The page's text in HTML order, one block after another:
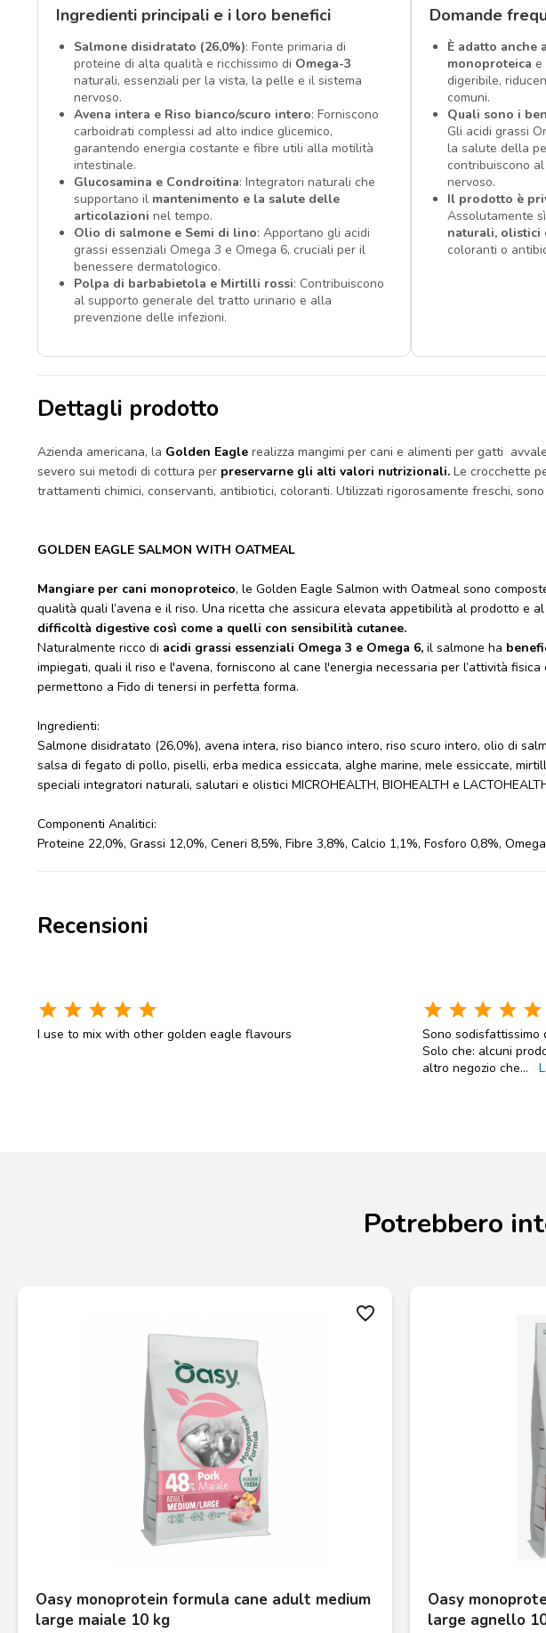
Ingredienti principali e i loro benefici
Salmone disidratato (26,0%): Fonte primaria di
proteine di alta qualità e ricchissimo di Omega-3
naturali, essenziali per la vista, la pelle e il sistema
nervoso.
Avena intera e Riso bianco/scuro intero: Forniscono
carboidrati complessi ad alto indice glicemico,
garantendo energia costante e fibre utili alla motilità
intestinale.
Glucosamina e Condroitina: Integratori naturali che
supportano il mantenimento e la salute delle
articolazioni nel tempo.
Olio di salmone e Semi di lino: Apportano gli acidi
grassi essenziali Omega 3 e Omega 6, cruciali per il
benessere dermatologico.
Polpa di barbabietola e Mirtilli rossi: Contribuiscono
al supporto generale del tratto urinario e alla
prevenzione delle infezioni.
Domande
È adatto anche
monoproteica
digeribile,
comuni.
Quali sono i
Gli acidi grassi
la salute della
contribuiscono
nervoso.
Il prodotto è
Assolutamente
naturali, olistici
coloranti o
Dettagli prodotto
Azienda americana, la Golden Eagle realizza mangimi per cani e alimenti per gatti
severo sui metodi di cottura per preservarne gli alti valori nutrizionali. Le crocchette
trattamenti chimici, conservanti, antibiotici, coloranti. Utilizzati rigorosamente freschi,
GOLDEN EAGLE SALMON WITH OATMEAL
Mangiare per cani monoproteico, le Golden Eagle Salmon with Oatmeal sono
qualità quali l’avena e il riso. Una ricetta che assicura elevata appetibilità al prodotto e
difficoltà digestive così come a quelli con sensibilità cutanee.
Naturalmente ricco di acidi grassi essenziali Omega 3 e Omega 6, il salmone ha
impiegati, quali il riso e l'avena, forniscono al cane l'energia necessaria per l’attività
permettono a Fido di tenersi in perfetta forma.
Ingredienti:
Salmone disidratato (26,0%), avena intera, riso bianco intero, riso scuro intero, olio di
salsa di fegato di pollo, piselli, erba medica essiccata, alghe marine, mele essiccate,
speciali integratori naturali, salutari e olistici MICROHEALTH, BIOHEALTH e
Componenti Analitici:
Proteine 22,0%, Grassi 12,0%, Ceneri 8,5%, Fibre 3,8%, Calcio 1,1%, Fosforo 0,8%,
Recensioni
star star star star star
I use to mix with other golden eagle flavours
star star star star star
Sono sodisfattissimo
Solo che: alcuni
altro negozio che...
Potrebbero
favorite_border
Oasy monoprotein formula cane adult medium
large maiale 10 kg
Oasy
large agnello